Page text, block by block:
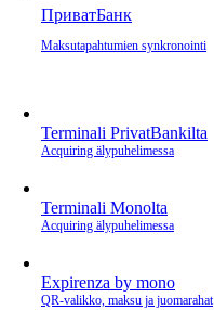
ПриватБанк
Maksutapahtumien synkronointi
Terminali PrivatBankilta
Acquiring älypuhelimessa
Terminali Monolta
Acquiring älypuhelimessa
Expirenza by mono
QR‑valikko, maksu ja juomarahat